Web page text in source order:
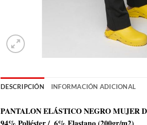
DESCRIPCIÓN INFORMACIÓN ADICIONAL
PANTALON ELÁSTICO NEGRO MUJER